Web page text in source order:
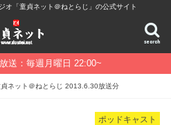
オ「童貞ネット＠ねとらじ」の公式サイト
search
送：毎週月曜日 22:00~
ネット＠ねとらじ 2013.6.30放送分
ポッドキャスト